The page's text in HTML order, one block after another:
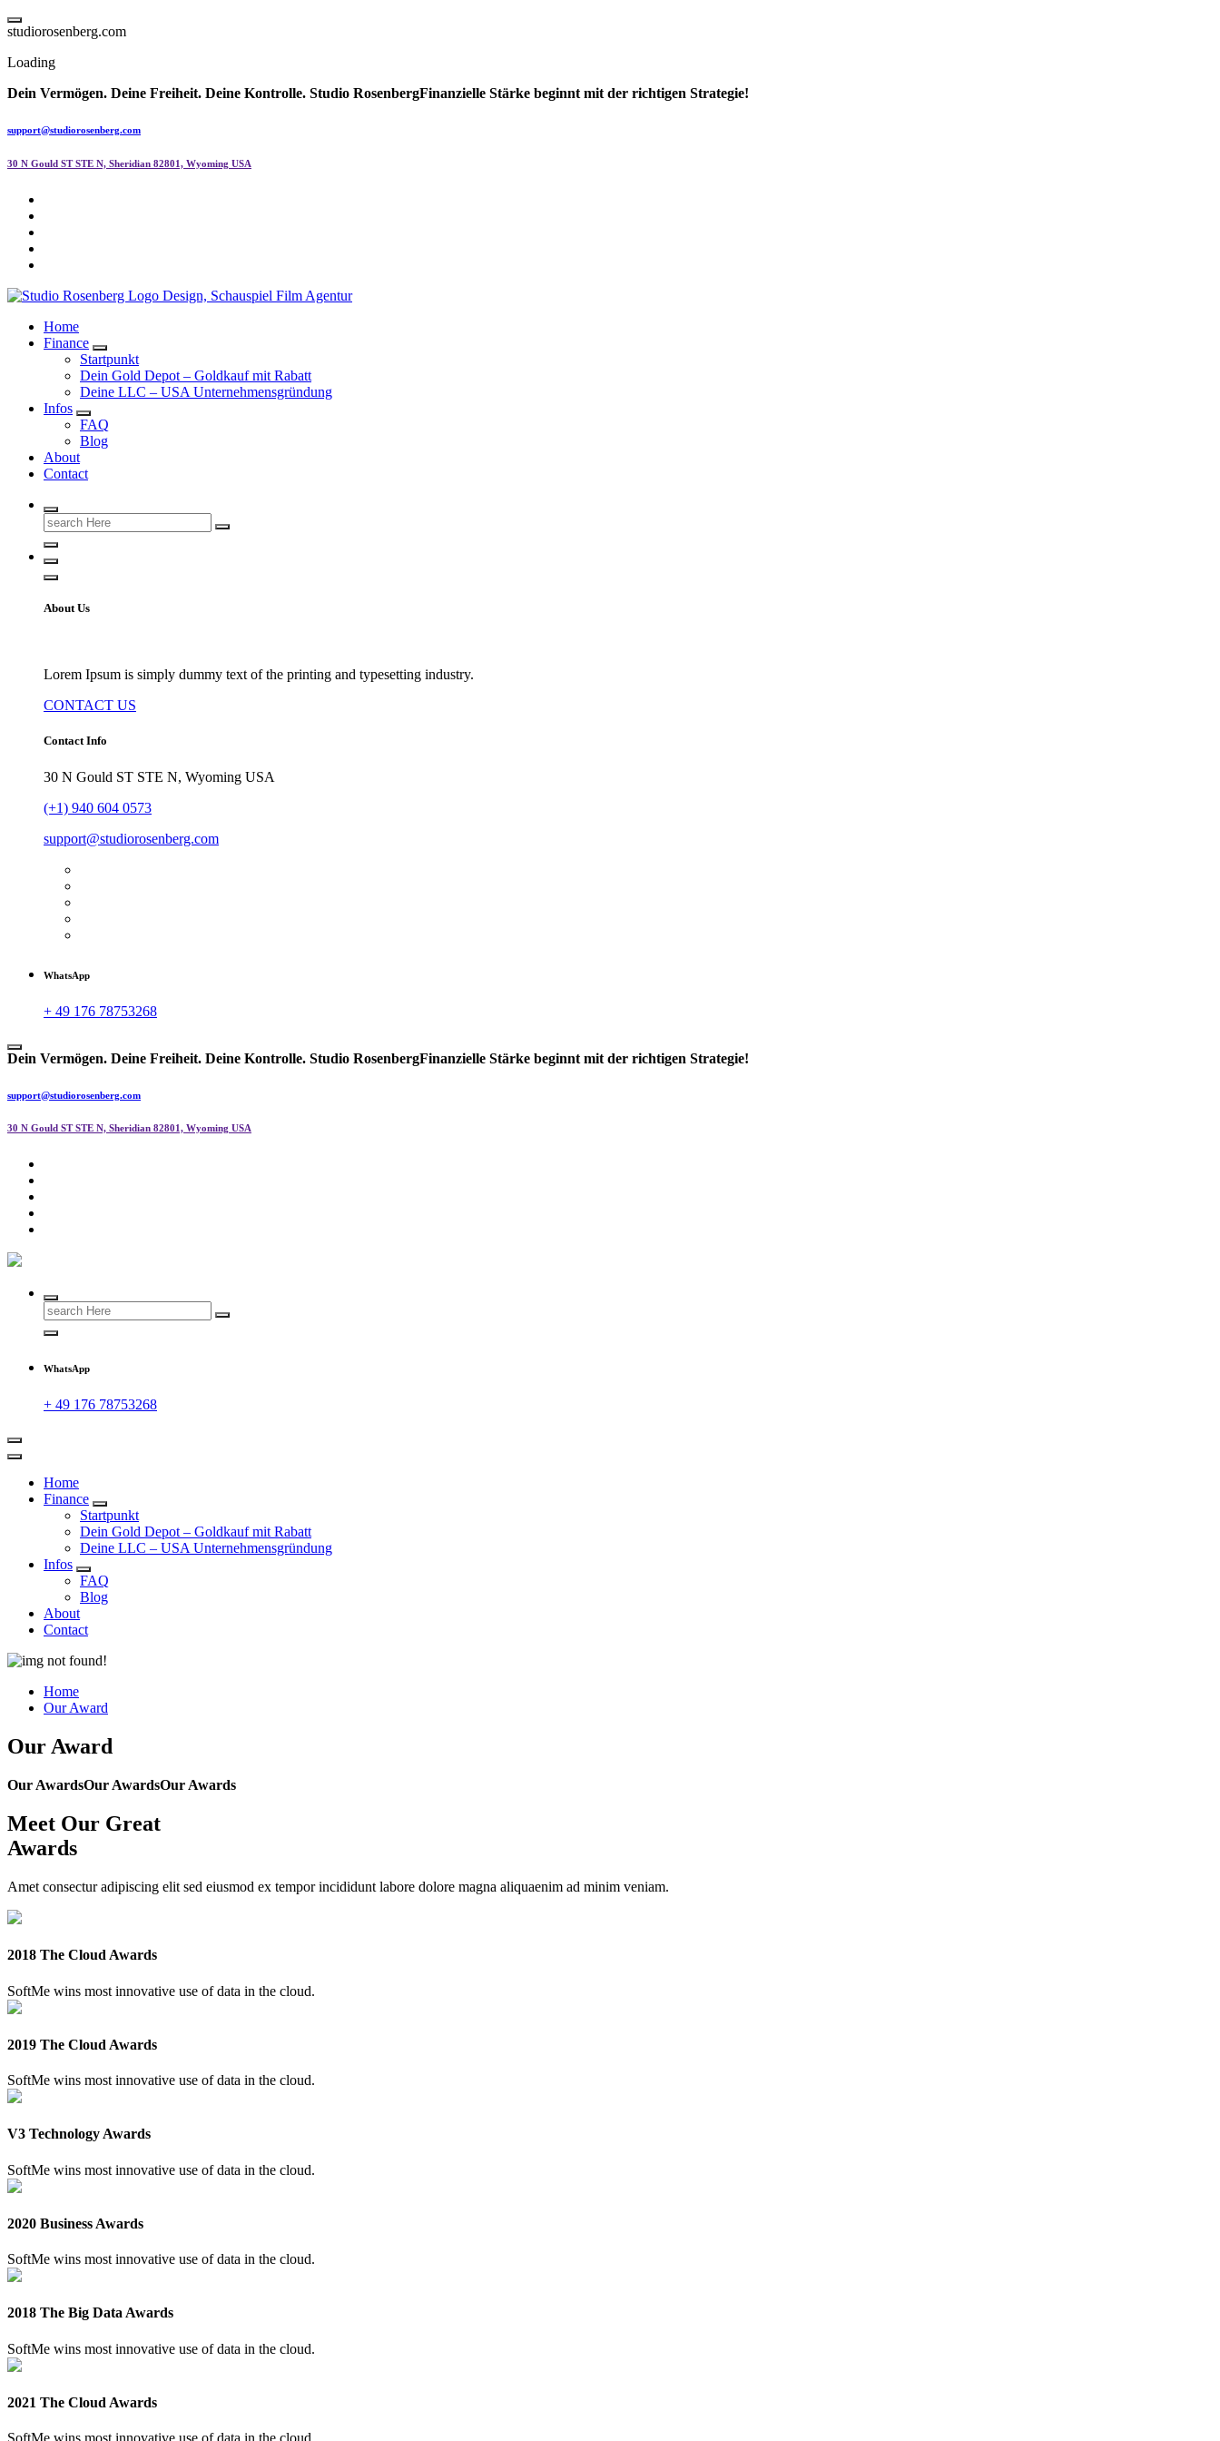
Skip
to
studiorosenberg.com
Loading
Dein Vermögen. Deine Freiheit. Deine Kontrolle. Studio RosenbergFinanzielle Stärke beginnt mit der richtigen Strategie!
support@studiorosenberg.com
30 N Gould ST STE N, Sheridian 82801, Wyoming USA
Home
Finance
Startpunkt
Dein Gold Depot – Goldkauf mit Rabatt
Deine LLC – USA Unternehmensgründung
Infos
FAQ
Blog
About
Contact
Search
for:
About Us
Lorem Ipsum is simply dummy text of the printing and typesetting industry.
CONTACT US
Contact Info
30 N Gould ST STE N, Wyoming USA
(+1) 940 604 0573
support@studiorosenberg.com
WhatsApp
+ 49 176 78753268
Dein Vermögen. Deine Freiheit. Deine Kontrolle. Studio RosenbergFinanzielle Stärke beginnt mit der richtigen Strategie!
support@studiorosenberg.com
30 N Gould ST STE N, Sheridian 82801, Wyoming USA
Search
for:
WhatsApp
+ 49 176 78753268
Home
Finance
Startpunkt
Dein Gold Depot – Goldkauf mit Rabatt
Deine LLC – USA Unternehmensgründung
Infos
FAQ
Blog
About
Contact
Home
Our Award
Our Award
Our AwardsOur AwardsOur Awards
Meet Our Great
Awards
Amet consectur adipiscing elit sed eiusmod ex tempor incididunt labore dolore magna aliquaenim ad minim veniam.
2018 The Cloud Awards
SoftMe wins most innovative use of data in the cloud.
2019 The Cloud Awards
SoftMe wins most innovative use of data in the cloud.
V3 Technology Awards
SoftMe wins most innovative use of data in the cloud.
2020 Business Awards
SoftMe wins most innovative use of data in the cloud.
2018 The Big Data Awards
SoftMe wins most innovative use of data in the cloud.
2021 The Cloud Awards